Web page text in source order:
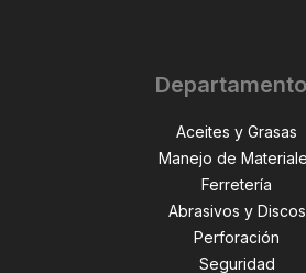
Aceites y Grasas
Manejo de
Ferretería
Abrasivos y Discos
Perforación
Seguridad